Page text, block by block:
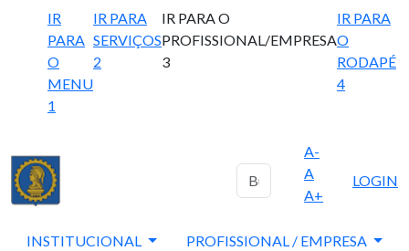
IR
PARA
O
MENU
1
IR PARA
SERVIÇOS
2
IR PARA O
PROFISSIONAL/EMPRESA
3
IR PARA
O
RODAPÉ
4
A-
A
A+
LOGIN
INSTITUCIONAL PROFISSIONAL / EMPRESA